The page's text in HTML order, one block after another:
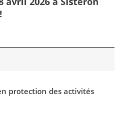
!
protection des activités